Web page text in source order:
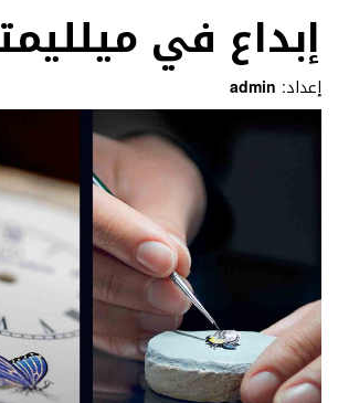
إبداع في
إعداد: admin